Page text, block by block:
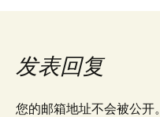
章
导
发表回复
您的邮箱地址不会被公开。